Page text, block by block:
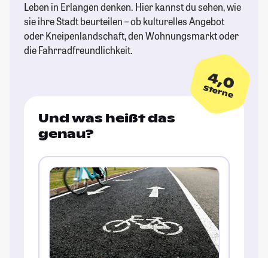
Leben in Erlangen denken. Hier kannst du sehen, wie
sie ihre Stadt beurteilen – ob kulturelles Angebot
oder Kneipenlandschaft, den Wohnungsmarkt oder
die Fahrradfreundlichkeit.
4,0
Sterne
Und was heißt das
genau?